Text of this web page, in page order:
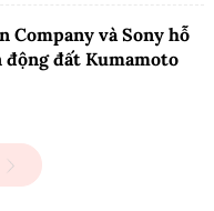
Company và Sony hỗ
động đất Kumamoto